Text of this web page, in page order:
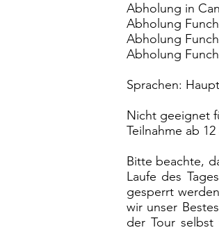
Abholung in
Abholung
Abholung
Abholung
Sprachen:
Nicht geeignet
Teilnahme ab 12
Bitte beachte,
Laufe des
gesperrt
wir unser
der Tour